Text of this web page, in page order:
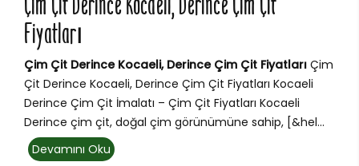
Fiyatları
Çim Çit Derince Kocaeli, Derince Çim Çit Fiyatları Çim
Çit Derince Kocaeli, Derince Çim Çit Fiyatları Kocaeli
Derince Çim Çit İmalatı – Çim Çit Fiyatları Kocaeli
Derince çim çit, doğal çim görünümüne sahip, [&hel...
Devamını Oku